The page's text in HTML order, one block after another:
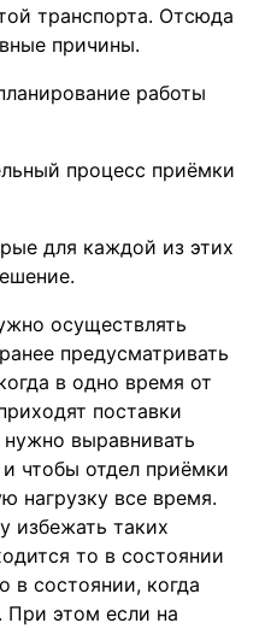
транспорта. Отсюда
причины.
работы
процесс приёмки
для каждой из этих
осуществлять
предусматривать
в одно время от
поставки
выравнивать
чтобы отдел приёмки
нагрузку все время.
избежать таких
то в состоянии
в состоянии, когда
При этом если на